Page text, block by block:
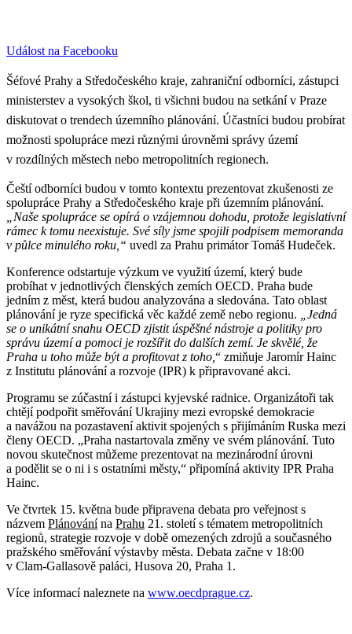
Událost na Facebooku
Šéfové Prahy a Středočeského kraje, zahraniční odborníci, zástupci
ministerstev a vysokých škol, ti všichni budou na setkání v Praze
diskutovat o trendech územního plánování. Účastníci budou probírat
možnosti spolupráce mezi různými úrovněmi správy území
v rozdílných městech nebo metropolitních regionech.
Čeští odborníci budou v tomto kontextu prezentovat zkušenosti ze
spolupráce Prahy a Středočeského kraje při územním plánování.
„Naše spolupráce se opírá o vzájemnou dohodu, protože legislativní
rámec k tomu neexistuje. Své síly jsme spojili podpisem memoranda
v půlce minulého roku,“ uvedl za Prahu primátor Tomáš Hudeček.
Konference odstartuje výzkum ve využití území, který bude
probíhat v jednotlivých členských zemích OECD. Praha bude
jedním z měst, která budou analyzována a sledována. Tato oblast
plánování je ryze specifická věc každé země nebo regionu. „Jedná
se o unikátní snahu OECD zjistit úspěšné nástroje a politiky pro
správu území a pomoci je rozšířit do dalších zemí. Je skvělé, že
Praha u toho může být a profitovat z toho,“ zmiňuje Jaromír Hainc
z Institutu plánování a rozvoje (IPR) k připravované akci.
Programu se zúčastní i zástupci kyjevské radnice. Organizátoři tak
chtějí podpořit směřování Ukrajiny mezi evropské demokracie
a navážou na pozastavení aktivit spojených s přijímáním Ruska mezi
členy OECD. „Praha nastartovala změny ve svém plánování. Tuto
novou skutečnost můžeme prezentovat na mezinárodní úrovni
a podělit se o ni i s ostatními městy,“ připomíná aktivity IPR Praha
Hainc.
Ve čtvrtek 15. května bude připravena debata pro veřejnost s
názvem Plánovánína Prahu 21. století s tématem metropolitních
regionů, strategie rozvoje v době omezených zdrojů a současného
pražského směřování výstavby města. Debata začne v 18:00
v Clam-Gallasově paláci, Husova 20, Praha 1.
Více informací naleznete na www.oecdprague.cz.